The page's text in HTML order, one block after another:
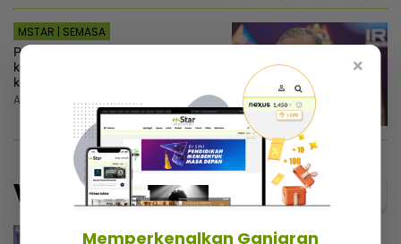
MSTAR | SEMASA
Peluang menarik… PH sambut baik
kesediaan BN runding pembahagian
kerusi PRN Melaka
Ahad, 9 Ogos 2026 12:51 PM
Video Menarik@video
×
Memperkenalkan Ganjaran